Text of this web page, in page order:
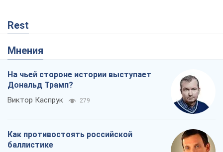
Rest
Мнения
На чьей стороне истории выступает
Дональд Трамп?
Виктор Каспрук 279
Как противостоять российской
баллистике